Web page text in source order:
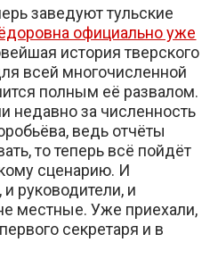
заведуют тульские
официально уже
история тверского
всей многочисленной
полным её развалом.
недавно за численность
ведь отчёты
то теперь всё пойдёт
сценарию. И
руководители, и
местные. Уже приехали,
секретаря и в